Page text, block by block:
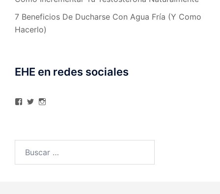
7 Beneficios De Ducharse Con Agua Fría (Y Como
Hacerlo)
EHE en redes sociales
Ver
Facebook
Ver
TwitterInstagram